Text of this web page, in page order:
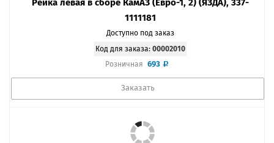
Рейка левая в сборе КамАЗ (Евро-1, 2) (ЯЗДА), 337-
1111181
Доступно под заказ
Код для заказа: 00002010
Розничная 693
Заказать